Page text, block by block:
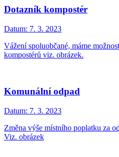
Dotazník kompostér
Datum: 7. 3. 2023
Vážení spoluobčané, máme
kompostérů viz. obrázek.
Komunální odpad
Datum: 7. 3. 2023
Změna výše místního poplatku za
Viz. obrázek